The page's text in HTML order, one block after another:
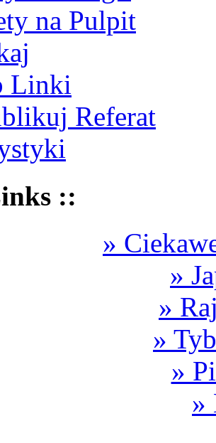
na Pulpit
Linki
Referat
::
»
»
»
»
»
»